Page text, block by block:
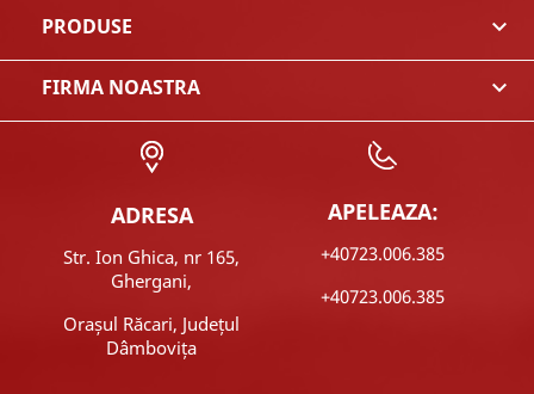
PRODUSE 
FIRMA NOASTRA 
ADRESA
Str. Ion Ghica, nr 165,
Ghergani,
Orașul Răcari, Județul
Dâmbovița
APELEAZA:
+40723.006.385
+40723.006.385